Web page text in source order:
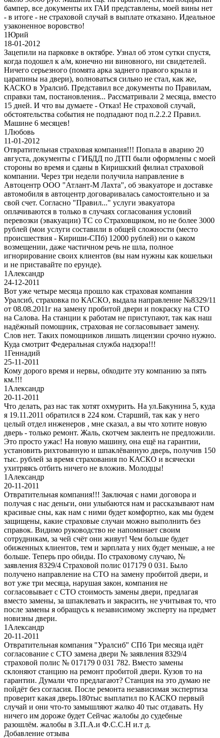
бампер, все документы их ГАИ представлены, моей вины нет
- в итоге - не страховой случай в выплате отказано. Идеальное
узаконенное воровство!
1Юрий
18-01-2012
Зацепили на парковке в октябре. Узнал об этом сутки спустя,
когда подошел к а/м, конечно ни виновного, ни свидетелей.
Ничего серьезного (помята арка заднего правого крыла и
царапины на двери), волноваться сильно не стал, как же,
КАСКО в Уралсиб. Представил все документы по Правилам,
справки там, постановления... Рассматривали 2 месяца, вместо
15 дней. И что вы думаете - Отказ! Не страховой случай,
обстоятельства события не подпадают под п.2.2.2 Правил.
Машине 6 месяцев!
1Любовь
11-01-2012
Отвратительная страховая компания!!! Попала в аварию 20
августа, документы с ГИБДД по ДТП были оформлены с моей
стороны во время и сданы в Киришский филиал страховой
компании. Через три недели получила направление в
Автоцентр ООО "Атлант-М Лахта", об эвакуаторе и доставке
автомобиля в автоцентр договаривалась самостоятельно и за
свой счет. Согласно "Правил..." услуги эвакуатора
оплачиваются в только в случаях согласования условий
перевозки (эвакуации) ТС со Страховщиком, но не более 3000
рублей (мои услуги составили в общей сложности (место
происшествия - Кириши-СПб) 12000 рублей) ни о каком
возмещении, даже частичном речь не шла, полное
игнорирование своих клиентов (вы нам нужны как кошельки
и не приставайте по ерунде).
1 Александр
24-12-2011
Вот уже четыре месяца прошло как страховая компания
Уралсиб, страховка по КАСКО, выдала направление №8329/11
от 08.08.2011г на замену пробитой двери и покраску на СТО
на Салова. На станции к работам не приступают, так как наш
надёжный помощник, страховая не согласовывает замену.
Слов нет. Таких помощников лишать лицензии срочно нужно.
Куда смотрит Федеральная служба надзора!!!
1Геннадий
25-11-2011
Кому дорого время и нервы, обходите эту компанию за пять
км.!!!
1 Александр
20-11-2011
Что делать, раз нас так хотят охмурить. На ул.Бакунина 5, куда
я 19.11.2011 обратился в 224 ком. Старший, так как у него
целый отдел инженеров , мне сказал, а вы что хотите новую
дверь - только ремонт. Жаль, скотчем заклеить не предложили.
Это просто ужас! На новую машину, она ещё на гарантии,
установить рихтованную и шпаклёванную дверь, получив 150
тыс. рублей за время страхования по КАСКО и всячески
ухитряясь отбить ничего не вложив. Молодцы!
1 Александр
20-11-2011
Отвратительная компания!!! Заключая с нами договора и
получая с нас деньги, они улыбаются нам и рассказывают нам
красивые сны, как нам с ними будет комфортно, как мы будем
защищены, какие страховые случаи можно выполнить без
справок. Видимо руководство не напоминает своим
сотрудникам, за чей счёт они живут! Чем больше будет
обиженных клиентов, тем и зарплата у них будет меньше, а не
больше. Теперь про обиды. По страховому случаю, №
заявления 8329/4 Страховой полис 017179 0 031. Было
получено направление на СТО на замену пробитой двери, и
вот уже три месяца, нарушая закон, компания не
согласовывает с СТО стоимость замены двери, предлагая
вместо замены, за шпаклевать и закрасить, не учитывая то, что
после замены я обращусь к независимому эксперту на предмет
новизны двери.
1 Александр
20-11-2011
Отвратительная компания "Уралсиб" СПб Три месяца идёт
согласование с СТО замена двери № заявления 8329/4
страховой полис № 017179 0 031 782. Вместо замены
склоняют станцию на ремонт пробитой двери. Кузов то на
гарантии. Думали что предлагают? Станция на это думаю не
пойдёт без согласия. После ремонта независимая экспертиза
проверит какая дверь.180тыс выплатил по КАСКО первый
случай и они что-то замышляют жалко 40 тыс отдавать. Ну
ничего им дороже будет Сейчас жалобы до судебные
разошлём. жалобы в З.П.А.и Ф.С.С.Н и.т д.
Добавление отзыва